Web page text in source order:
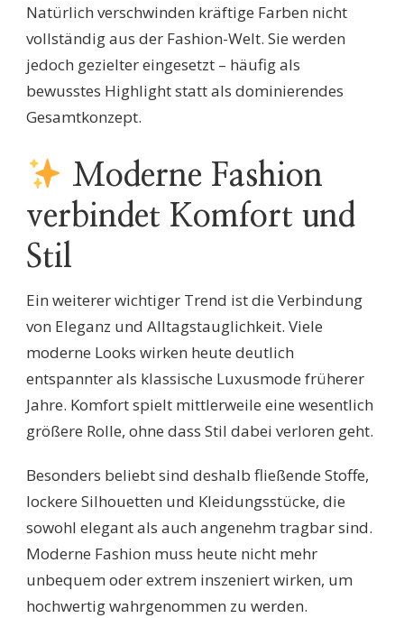
Natürlich verschwinden kräftige Farben nicht
vollständig aus der Fashion-Welt. Sie werden
jedoch gezielter eingesetzt – häufig als
bewusstes Highlight statt als dominierendes
Gesamtkonzept.
Moderne Fashion
verbindet Komfort und
Stil
Ein weiterer wichtiger Trend ist die Verbindung
von Eleganz und Alltagstauglichkeit. Viele
moderne Looks wirken heute deutlich
entspannter als klassische Luxusmode früherer
Jahre. Komfort spielt mittlerweile eine wesentlich
größere Rolle, ohne dass Stil dabei verloren geht.
Besonders beliebt sind deshalb fließende Stoffe,
lockere Silhouetten und Kleidungsstücke, die
sowohl elegant als auch angenehm tragbar sind.
Moderne Fashion muss heute nicht mehr
unbequem oder extrem inszeniert wirken, um
hochwertig wahrgenommen zu werden.